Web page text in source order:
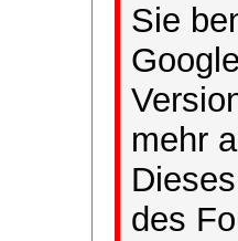
Sie
mehr
des